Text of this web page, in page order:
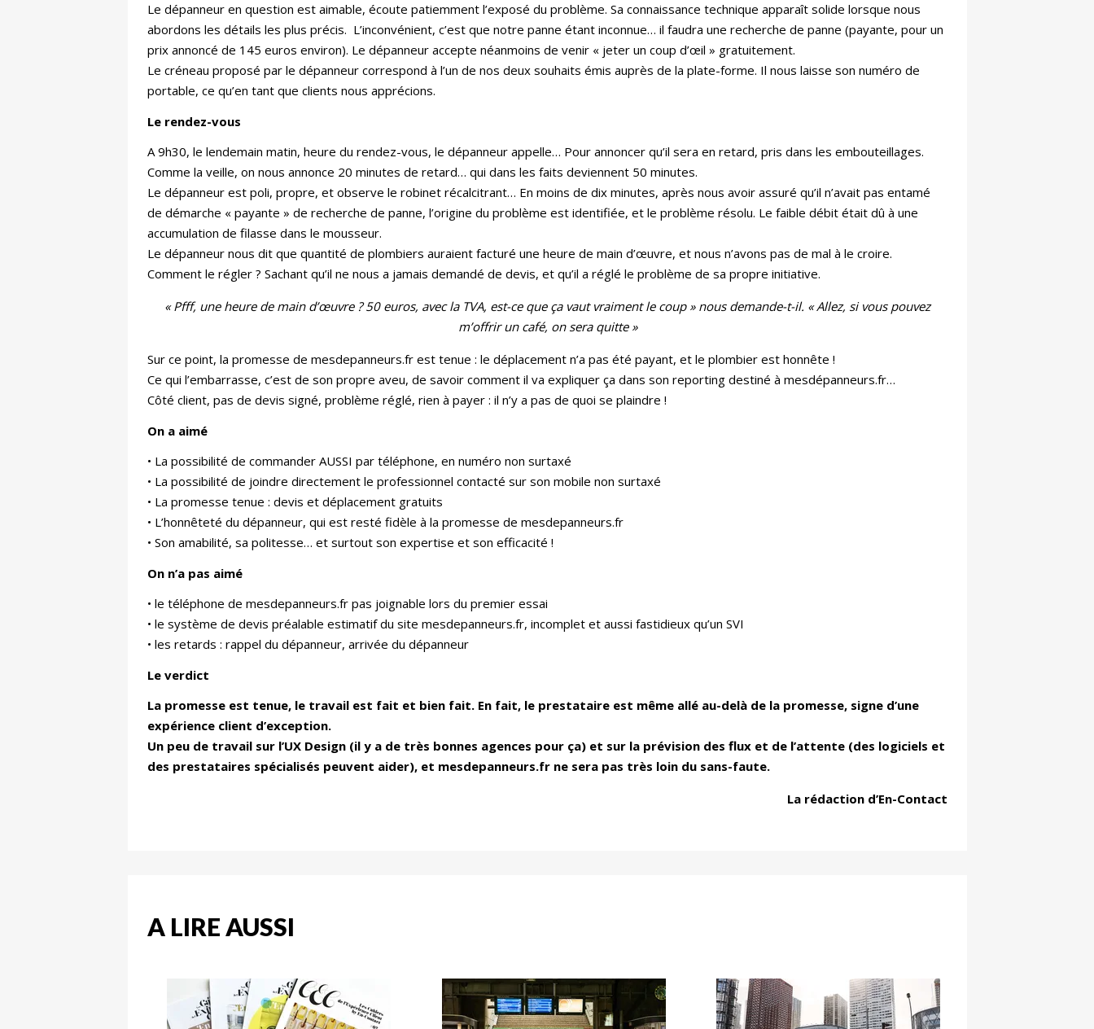
Le dépanneur en question est aimable, écoute patiemment l’exposé du problème. Sa connaissance technique apparaît solide lorsque nous
abordons les détails les plus précis. L’inconvénient, c’est que notre panne étant inconnue… il faudra une recherche de panne (payante, pour un
prix annoncé de 145 euros environ). Le dépanneur accepte néanmoins de venir « jeter un coup d’œil » gratuitement.
Le créneau proposé par le dépanneur correspond à l’un de nos deux souhaits émis auprès de la plate-forme. Il nous laisse son numéro de
portable, ce qu’en tant que clients nous apprécions.
Le rendez-vous
A 9h30, le lendemain matin, heure du rendez-vous, le dépanneur appelle… Pour annoncer qu’il sera en retard, pris dans les embouteillages.
Comme la veille, on nous annonce 20 minutes de retard… qui dans les faits deviennent 50 minutes.
Le dépanneur est poli, propre, et observe le robinet récalcitrant… En moins de dix minutes, après nous avoir assuré qu’il n’avait pas entamé
de démarche « payante » de recherche de panne, l’origine du problème est identifiée, et le problème résolu. Le faible débit était dû à une
accumulation de filasse dans le mousseur.
Le dépanneur nous dit que quantité de plombiers auraient facturé une heure de main d’œuvre, et nous n’avons pas de mal à le croire.
Comment le régler ? Sachant qu’il ne nous a jamais demandé de devis, et qu’il a réglé le problème de sa propre initiative.
« Pfff, une heure de main d’œuvre ? 50 euros, avec la TVA, est-ce que ça vaut vraiment le coup » nous demande-t-il. « Allez, si vous pouvez
m’offrir un café, on sera quitte »
Sur ce point, la promesse de mesdepanneurs.fr est tenue : le déplacement n’a pas été payant, et le plombier est honnête !
Ce qui l’embarrasse, c’est de son propre aveu, de savoir comment il va expliquer ça dans son reporting destiné à mesdépanneurs.fr…
Côté client, pas de devis signé, problème réglé, rien à payer : il n’y a pas de quoi se plaindre !
On a aimé
• La possibilité de commander AUSSI par téléphone, en numéro non surtaxé
• La possibilité de joindre directement le professionnel contacté sur son mobile non surtaxé
• La promesse tenue : devis et déplacement gratuits
• L’honnêteté du dépanneur, qui est resté fidèle à la promesse de mesdepanneurs.fr
• Son amabilité, sa politesse… et surtout son expertise et son efficacité !
On n’a pas aimé
• le téléphone de mesdepanneurs.fr pas joignable lors du premier essai
• le système de devis préalable estimatif du site mesdepanneurs.fr, incomplet et aussi fastidieux qu’un SVI
• les retards : rappel du dépanneur, arrivée du dépanneur
Le verdict
La promesse est tenue, le travail est fait et bien fait. En fait, le prestataire est même allé au-delà de la promesse, signe d’une
expérience client d’exception.
Un peu de travail sur l’UX Design (il y a de très bonnes agences pour ça) et sur la prévision des flux et de l’attente (des logiciels et
des prestataires spécialisés peuvent aider), et mesdepanneurs.fr ne sera pas très loin du sans-faute.
La rédaction d’En-Contact
A LIRE AUSSI